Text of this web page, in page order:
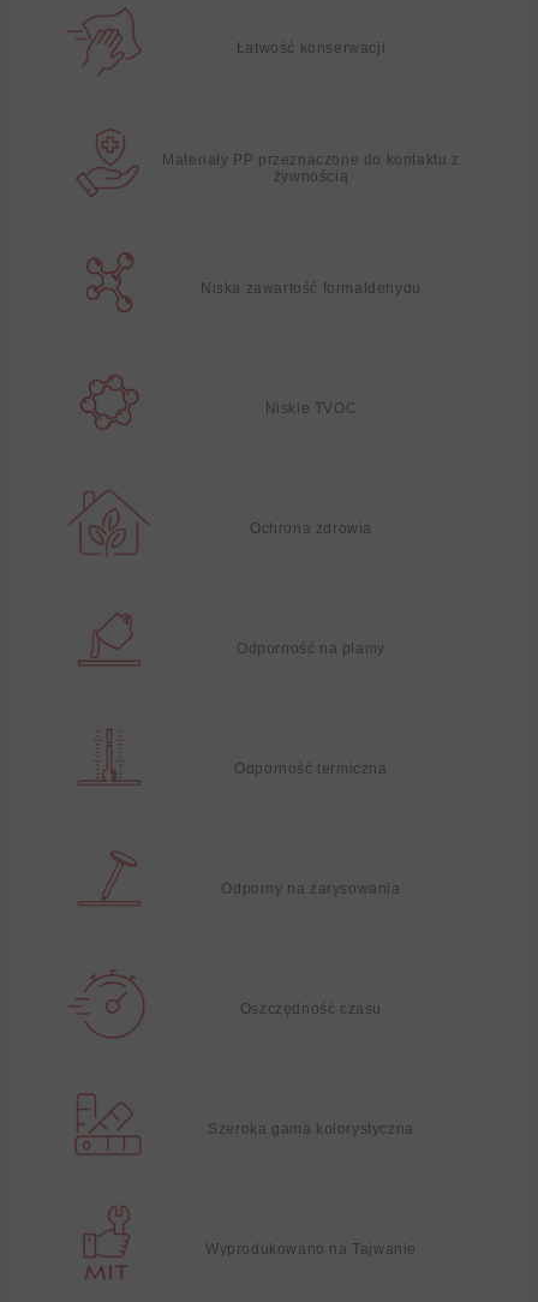
Łatwość konserwacji
Materiały PP przeznaczone do kontaktu z
żywnością
Niska zawartość formaldehydu
Niskie TVOC
Ochrona zdrowia
Odporność na plamy
Odporność termiczna
Odporny na zarysowania
Oszczędność czasu
Szeroka gama kolorystyczna
Wyprodukowano na Tajwanie